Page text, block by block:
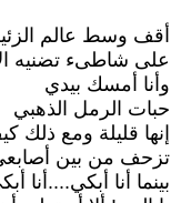
أقف وسط عالم
على شاطىء تضنيه
وأنا أمسك بيدي
حبات الرمل الذهبي
إنها قليلة ومع ذلك
تزحف من بين
بينما أنا أبكي....أنا